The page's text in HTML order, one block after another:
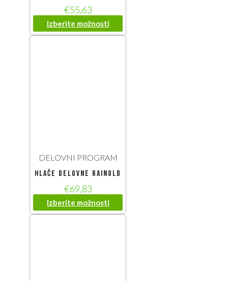
€55,63
Izberite možnosti
DELOVNI PROGRAM
Hlače delovne Rainold
€69,83
Izberite možnosti